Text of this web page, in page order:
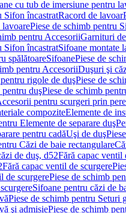
cu tub de imersiune pentru
Sifon încastratRacord de lavoar
lavoarePiese de schimb pentru
pentru AccesoriiGarnituri
Sifon încastratSifoane montate
spălătoareSifoanePiese de
pentru AccesoriiDuşuri şi
rigole de duşPiese de
duşPiese de schimb
pentru scurgeri prin
compoziteElemente de
Elemente de separare duş
pentru cadăUşi de duş
Căzi de baie rectangulare
de duş, d52Fără capac ventil
Fără capac ventil de scurgere
de scurgerePiese de schimb
Sifoane pentru căzi de
Piese de schimb pentru Seturi
şi admisiePiese de schimb